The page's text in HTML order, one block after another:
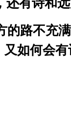
有诗和远
的路不充
如何会